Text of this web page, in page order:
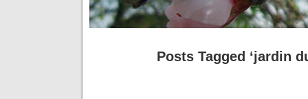
Posts Tagged ‘jardin